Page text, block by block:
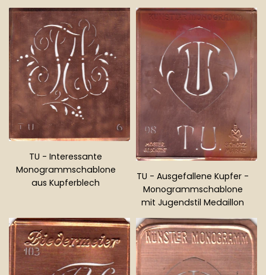
Preis
Normaler
Preis
TU - Interessante
Monogrammschablone
aus Kupferblech
TU - Ausgefallene Kupfer -
Monogrammschablone
mit Jugendstil Medaillon
Normaler
Preis